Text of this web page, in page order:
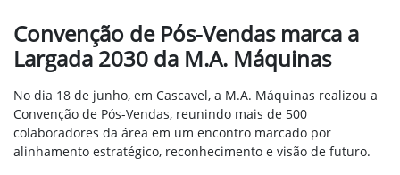
Convenção de Pós-Vendas marca a
Largada 2030 da M.A. Máquinas
No dia 18 de junho, em Cascavel, a M.A. Máquinas realizou a
Convenção de Pós-Vendas, reunindo mais de 500
colaboradores da área em um encontro marcado por
alinhamento estratégico, reconhecimento e visão de futuro.